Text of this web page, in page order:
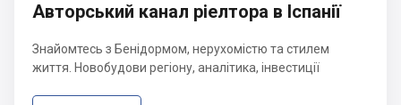
Авторський канал ріелтора в Іспанії
Знайомтесь з Бенідормом, нерухомістю та стилем
життя. Новобудови регіону, аналітика, інвестиції